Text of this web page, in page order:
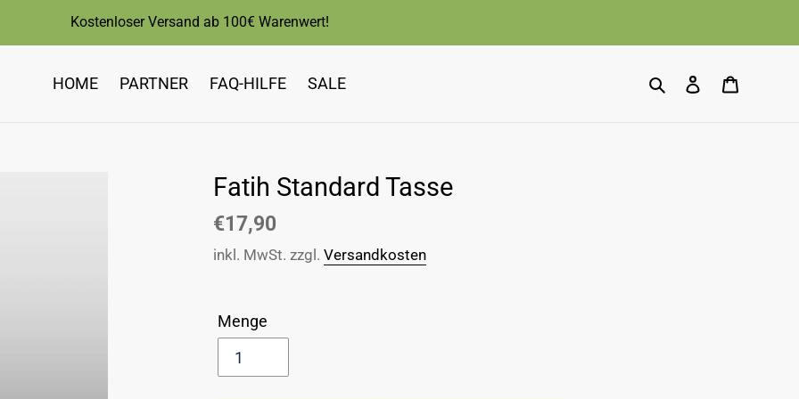
Kostenloser Versand ab 100€ Warenwert!
HOME PARTNER FAQ-HILFE SALE SuchenEinloggen
Fatih Standard Tasse
Normaler
Preis
€17,90
inkl. MwSt. zzgl. Versandkosten
Menge